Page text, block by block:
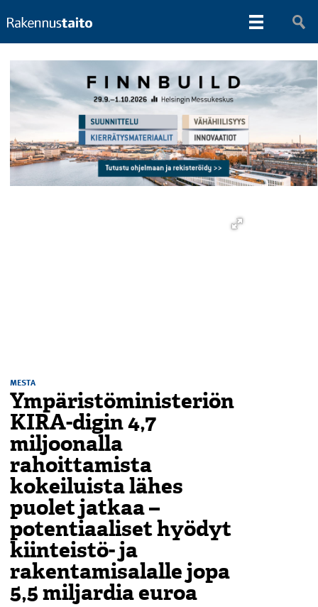
MESTA
Ympäristöministeriön
KIRA-digin 4,7
miljoonalla
rahoittamista
kokeiluista lähes
puolet jatkaa –
potentiaaliset hyödyt
kiinteistö- ja
rakentamisalalle jopa
5,5 miljardia euroa